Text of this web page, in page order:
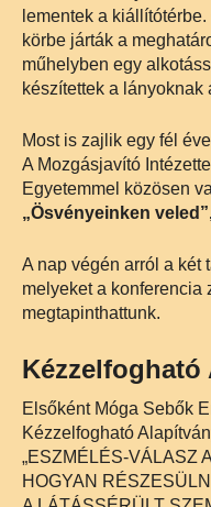
lementek a
körbe járták a
műhelyben egy
készítettek a lányoknak
Most is zajlik egy fél
A Mozgásjavító
Egyetemmel közösen
„Ösvényeinken
A nap végén arról a két
melyeket a konferencia
megtapinthattunk.
Kézzelfogható
Elsőként Móga Sebők
Kézzelfogható
„ESZMÉLÉS-VÁLASZ
HOGYAN